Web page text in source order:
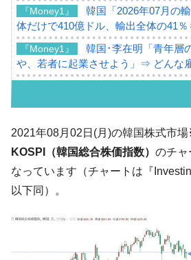
『Money1』
韓国「2026年07月の
体だけで410億ドル、輸出全体の41％
『Money1』
韓国･李在明「青年層
や、若者に起業させよう」⇒ どんな
韓国「ここは北朝鮮
ーにウソのデータを入力したのは明
言。
だ。
『韓国銀行』が「金
す」⇒「金を経由するドル入手」手段
2021年08月02日(月)の韓国株式市場
KOSPI（韓国総合株価指数） のチャ
なっています（チャートは『
以下同）。